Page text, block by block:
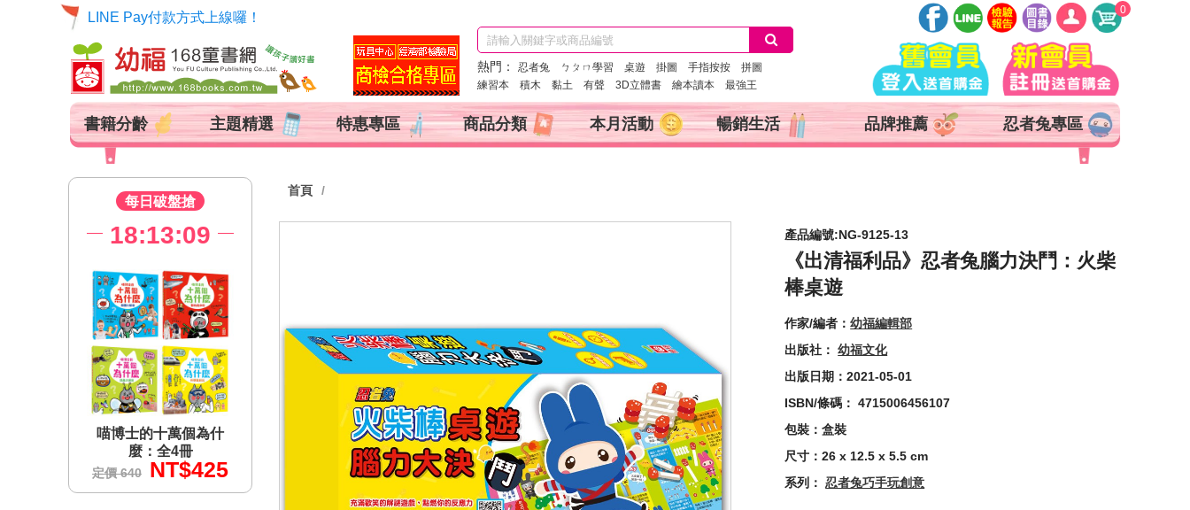
0
登入
註冊
會員中心
查詢訂單
追蹤清單
熱門： 忍者兔 ㄅㄆㄇ學習 桌遊 掛圖 手指按按 拼圖
練習本 積木 黏土 有聲 3D立體書 繪本讀本 最強王
LINE Pay付款方式上線囉！
書籍分齡 主題精選 特惠專區 商品分類 本月活動 暢銷生活 品牌推薦 忍者兔專區
每日破盤搶
18:13:08
喵博士的十萬個為什
麼：全4冊
定價 640 NT$425
喵博士的十萬個為什
麼：全4冊
NT$425
首頁
產品編號:NG-9125-13
《出清福利品》忍者兔腦力決鬥：火柴
棒桌遊
作家/編者：幼福編輯部
出版社：幼福文化
出版日期：2021-05-01
ISBN/條碼： 4715006456107
包裝：盒裝
尺寸：26 x 12.5 x 5.5 cm
系列：忍者兔巧手玩創意